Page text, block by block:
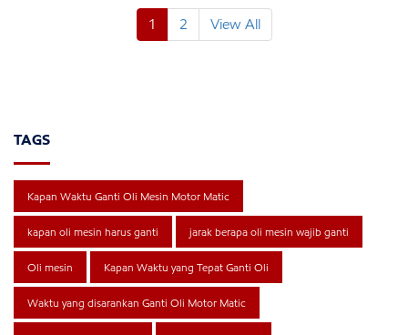
1 2 View All
TAGS
Kapan Waktu Ganti Oli Mesin Motor Matic
kapan oli mesin harus ganti jarak berapa oli mesin wajib ganti
Oli mesin Kapan Waktu yang Tepat Ganti Oli
Waktu yang disarankan Ganti Oli Motor Matic